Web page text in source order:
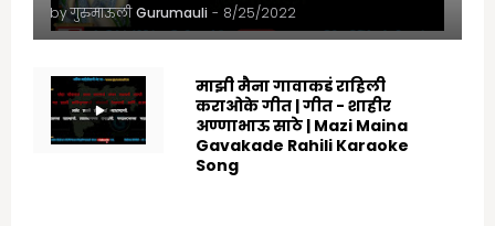
by गुरुमाऊली Gurumauli - 8/25/2022
माझी मैना गावाकडं राहिली
कराओके गीत | गीत - शाहीर
अण्णाभाऊ साठे | Mazi Maina
Gavakade Rahili Karaoke
Song